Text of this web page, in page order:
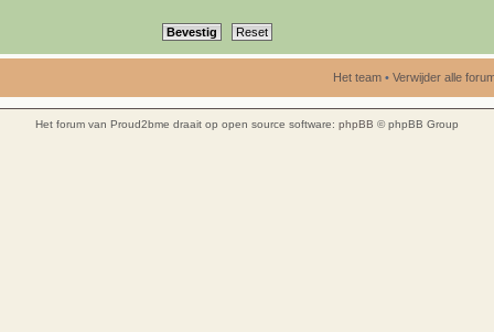
Het team• Verwijder alle
Het forum van Proud2bme draait op open source software: phpBB © phpBB Group